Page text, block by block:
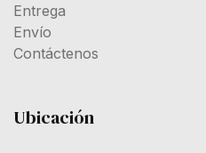
Entrega
Envío
Contáctenos
Ubicación